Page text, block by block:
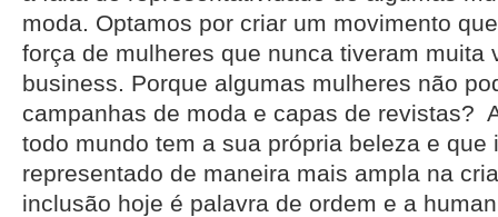
moda. Optamos por criar um movimento
força de mulheres que nunca tiveram muita
business. Porque algumas mulheres não
campanhas de moda e capas de revistas?
todo mundo tem a sua própria beleza e que
representado de maneira mais ampla na
inclusão hoje é palavra de ordem e a